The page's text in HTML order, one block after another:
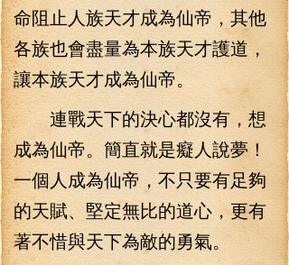
命阻止人族天才成為仙帝，其他
各族也會盡量為本族天才護道，
讓本族天才成為仙帝。
連戰天下的決心都沒有，想
成為仙帝。簡直就是癡人說夢！
一個人成為仙帝，不只要有足夠
的天賦、堅定無比的道心，更有
著不惜與天下為敵的勇氣。